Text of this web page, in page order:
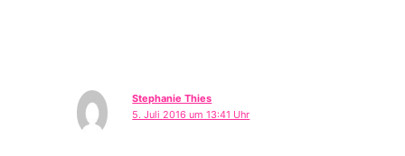
Stephanie Thies
5. Juli 2016 um 13:41 Uhr